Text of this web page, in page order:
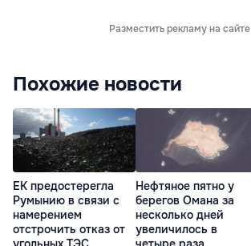
Разместить рекламу на сайте
Похожие новости
ЕК предостерегла
Румынию в связи с
намерением
отстрочить отказ от
Нефтяное пятно у
берегов Омана за
несколько дней
увеличилось в